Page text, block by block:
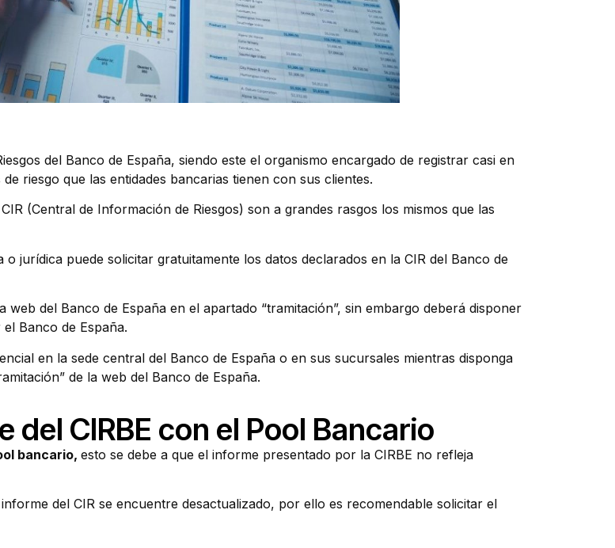
del Banco de España, siendo este el organismo encargado de registrar casi en
riesgo que las entidades bancarias tienen con sus clientes.
(Central de Información de Riesgos) son a grandes rasgos los mismos que las
jurídica puede solicitar gratuitamente los datos declarados en la CIR del Banco de
del Banco de España en el apartado “tramitación”, sin embargo deberá disponer
Banco de España.
en la sede central del Banco de España o en sus sucursales mientras disponga
de la web del Banco de España.
CIRBE con el Pool Bancario
bancario, esto se debe a que el informe presentado por la CIRBE no refleja
del CIR se encuentre desactualizado, por ello es recomendable solicitar el